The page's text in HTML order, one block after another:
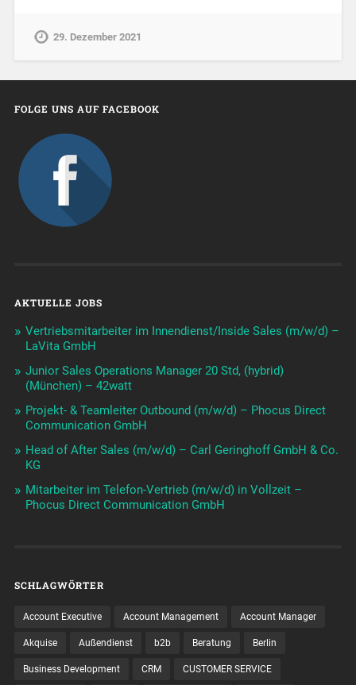
29. Dezember 2021
FOLGE UNS AUF FACEBOOK
AKTUELLE JOBS
Vertriebsmitarbeiter im Innendienst/Inside Sales (m/w/d) –
LaVita GmbH
Junior Sales Operations Manager 20 Std, (hybrid)
(München) – 42watt
Projekt- & Teamleiter Outbound (m/w/d) – Phocus Direct
Communication GmbH
Head of After Sales (m/w/d) – Carl Geringhoff GmbH & Co.
KG
Mitarbeiter im Telefon-Vertrieb (m/w/d) in Vollzeit –
Phocus Direct Communication GmbH
SCHLAGWÖRTER
Account Executive Account Management Account Manager
Akquise Außendienst b2b Beratung Berlin
Business Development CRM CUSTOMER SERVICE